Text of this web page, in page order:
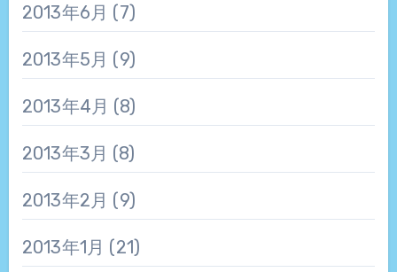
2013年6月 (7)
2013年5月 (9)
2013年4月 (8)
2013年3月 (8)
2013年2月 (9)
2013年1月 (21)